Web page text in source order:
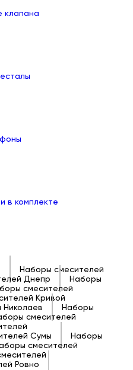
Наборы смесителей
Днепр
Наборы
смесителей
Кривой
Наборы
смесителей
Сумы
Наборы
смесителей
Ровно